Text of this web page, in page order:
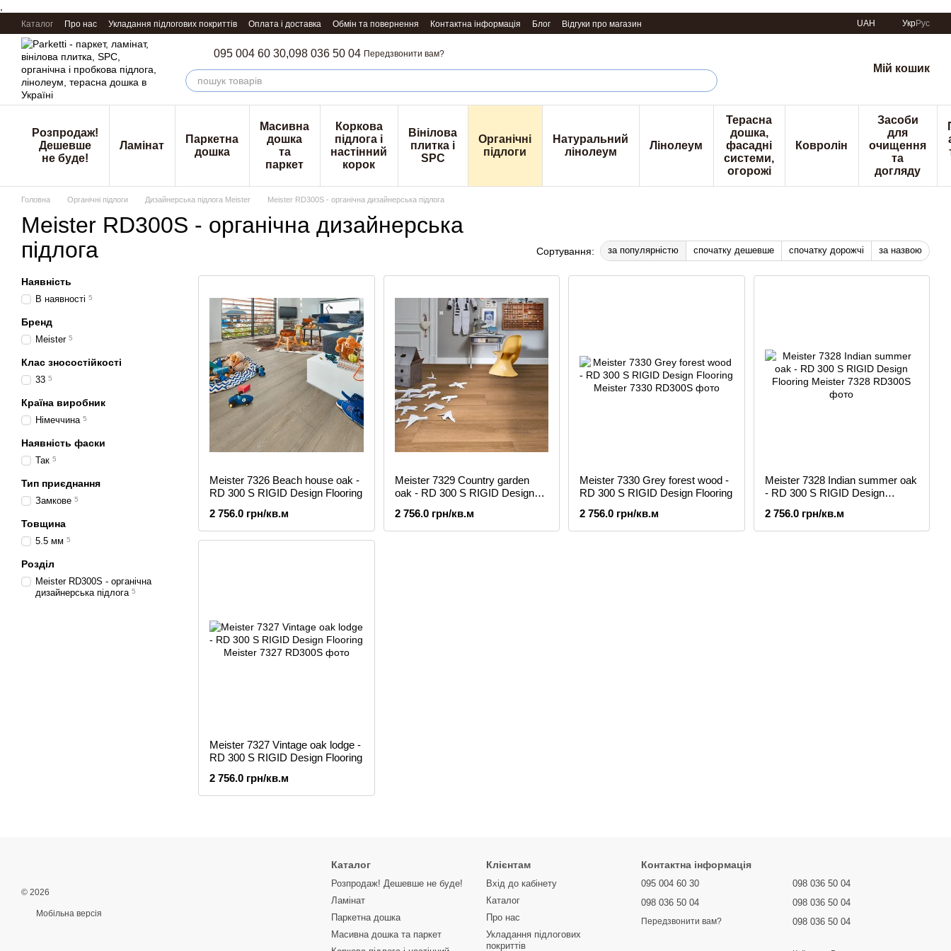
Перейти к основному контенту
Каталог Про нас Укладання підлогових покриттів Оплата і доставка Обмін та повернення Контактна інформація Блог Відгуки про магазин UAH УкрРус
095 004 60 30,098 036 50 04 Передзвонити вам?
Мій кошик
Розпродаж!
Дешевше
не буде!
Ламінат
Паркетна
дошка
Масивна
дошка
та
паркет
Коркова
підлога і
настінний
корок
Вінілова
плитка і
SPC
Органічні
підлоги
Натуральний
лінолеум
Лінолеум
Терасна
дошка,
фасадні
системи,
огорожі
Ковролін
Засоби
для
очищення
та
догляду
Головна Органічні підлоги Дизайнерська підлога Meister Meister RD300S - органічна дизайнерська підлога
Meister RD300S - органічна дизайнерська
підлога
Сортування: за популярністю спочатку дешевше спочатку дорожчі за назвою
Meister 7326 Beach house oak -
RD 300 S RIGID Design Flooring
2 756.0 грн/кв.м
Meister 7329 Country garden
oak - RD 300 S RIGID Design
2 756.0 грн/кв.м
Meister 7330 Grey forest wood -
RD 300 S RIGID Design Flooring
2 756.0 грн/кв.м
Meister 7328 Indian summer oak
- RD 300 S RIGID Design
2 756.0 грн/кв.м
Meister 7327 Vintage oak lodge -
RD 300 S RIGID Design Flooring
2 756.0 грн/кв.м
Наявність
В наявності 5
Бренд
Meister 5
Клас зносостійкості
33 5
Країна виробник
Німеччина 5
Наявність фаски
Так 5
Тип приєднання
Замкове 5
Товщина
5.5 мм 5
Розділ
Meister RD300S - органічна
дизайнерська підлога 5
© 2026
Мобільна версія
Каталог
Розпродаж! Дешевше не буде!
Ламінат
Паркетна дошка
Масивна дошка та паркет
Клієнтам
Вхід до кабінету
Каталог
Про нас
Укладання підлогових
покриттів
Контактна інформація
095 004 60 30
098 036 50 04
Передзвонити вам?
098 036 50 04
098 036 50 04
098 036 50 04